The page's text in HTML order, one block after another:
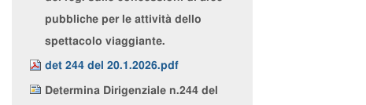
pubbliche per le attività dello
spettacolo viaggiante.
det 244 del 20.1.2026.pdf
Determina Dirigenziale n.244 del